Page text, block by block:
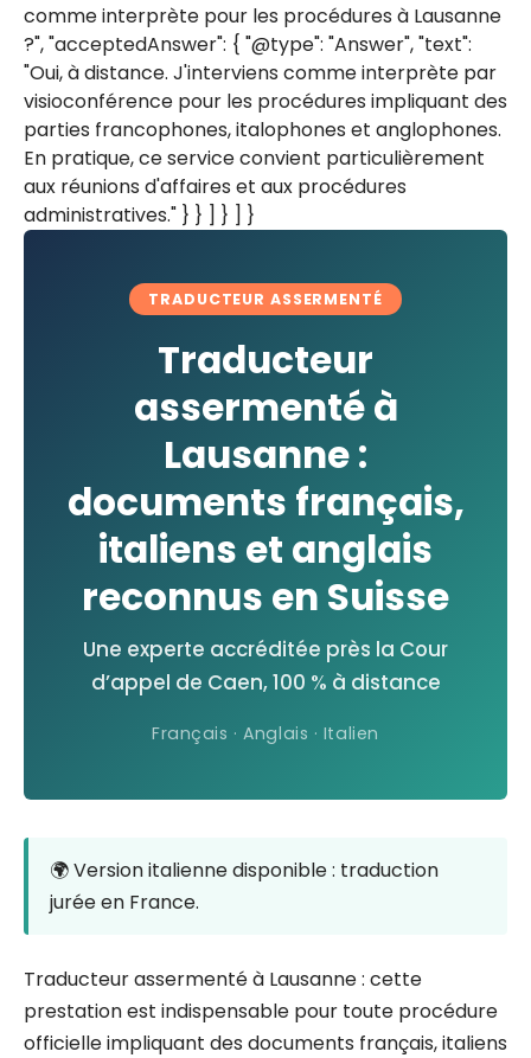
comme interprète pour les procédures à Lausanne
?", "acceptedAnswer": { "@type": "Answer", "text":
"Oui, à distance. J'interviens comme interprète par
visioconférence pour les procédures impliquant des
parties francophones, italophones et anglophones.
En pratique, ce service convient particulièrement
aux réunions d'affaires et aux procédures
administratives." } } ] } ] }
TRADUCTEUR ASSERMENTÉ
Traducteur
assermenté à
Lausanne :
documents français,
italiens et anglais
reconnus en Suisse
Une experte accréditée près la Cour
d’appel de Caen, 100 % à distance
Français · Anglais · Italien
🌍 Version italienne disponible : traduction
jurée en France.
Traducteur assermenté à Lausanne : cette
prestation est indispensable pour toute procédure
officielle impliquant des documents français, italiens